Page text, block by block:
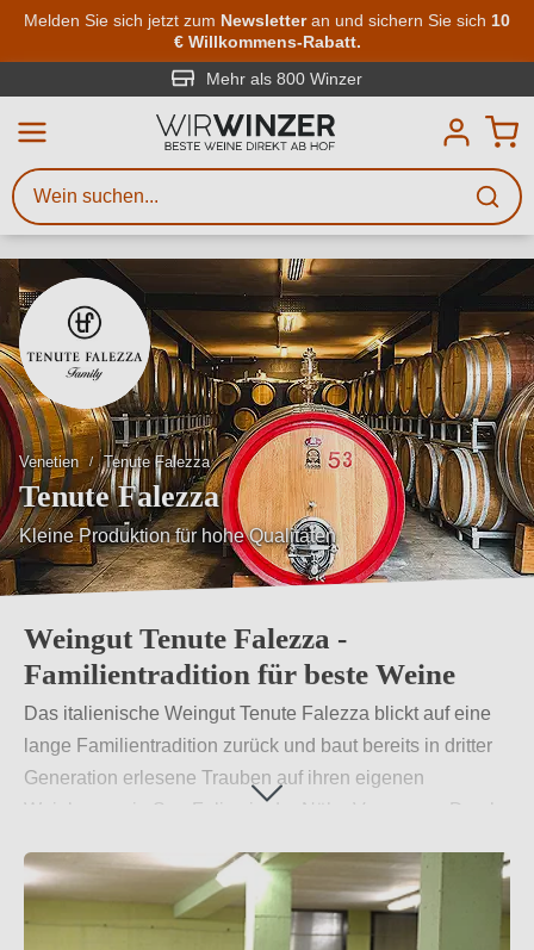
Zum Hauptinhalt springen
Melden Sie sich jetzt zum Newsletteran und sichern Sie sich 10
€ Willkommens-Rabatt.
Mehr als 800 Winzer
Venetien Tenute Falezza
Tenute Falezza
Kleine Produktion für hohe Qualitäten
Besonderes Mikroklima in jeder Parzelle
Weingut Tenute Falezza -
Familientradition für beste Weine
Das italienische Weingut Tenute Falezza blickt auf eine
lange Familientradition zurück und baut bereits in dritter
Generation erlesene Trauben auf ihren eigenen
Weinbergen in San Felice in der Nähe Verona an. Durch
Falezza eine hohe Qualität ihrer Produkte garantieren
und besondere Weine herstellen.Weiterlesen→
Weinsuche
Mindestens 3 Zeichen eingeben
Beschreiben Sie, welchen Wein
Sie suchen – ob nach Geschmack,
Region, Winzer oder anderen
Kriterien.